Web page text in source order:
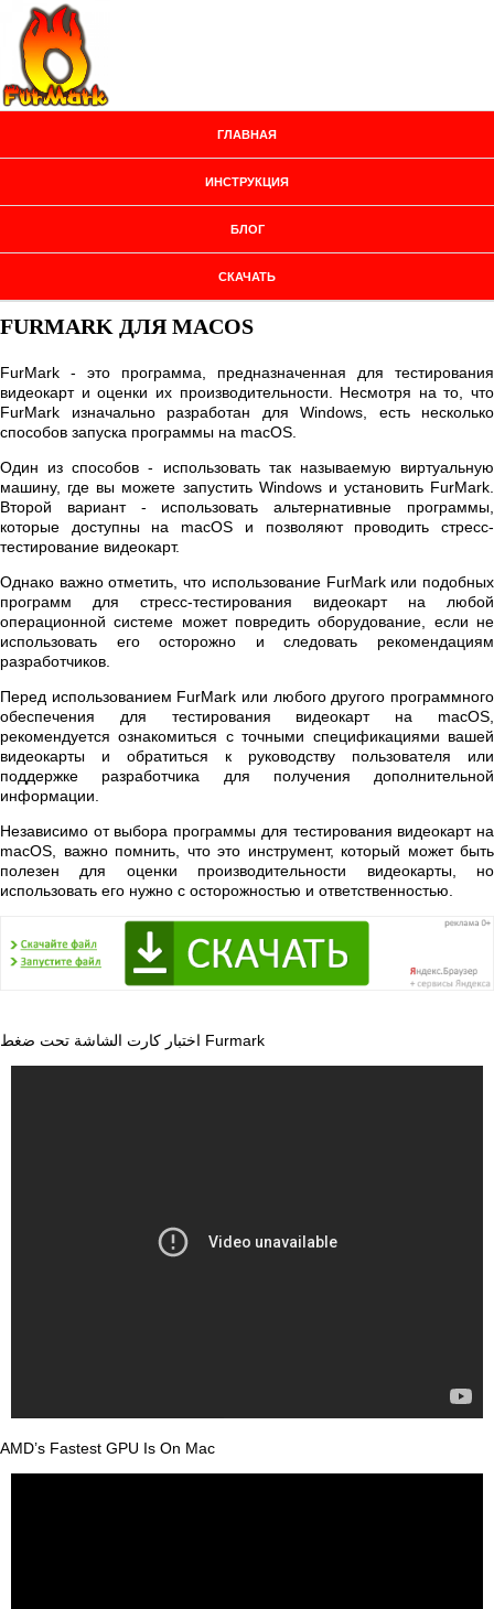
ГЛАВНАЯ
ИНСТРУКЦИЯ
БЛОГ
СКАЧАТЬ
FURMARK ДЛЯ MACOS
FurMark - это программа, предназначенная для тестирования
видеокарт и оценки их производительности. Несмотря на то, что
FurMark изначально разработан для Windows, есть несколько
способов запуска программы на macOS.
Один из способов - использовать так называемую виртуальную
машину, где вы можете запустить Windows и установить FurMark.
Второй вариант - использовать альтернативные программы,
которые доступны на macOS и позволяют проводить стресс-
тестирование видеокарт.
Однако важно отметить, что использование FurMark или подобных
программ для стресс-тестирования видеокарт на любой
операционной системе может повредить оборудование, если не
использовать его осторожно и следовать рекомендациям
разработчиков.
Перед использованием FurMark или любого другого программного
обеспечения для тестирования видеокарт на macOS,
рекомендуется ознакомиться с точными спецификациями вашей
видеокарты и обратиться к руководству пользователя или
поддержке разработчика для получения дополнительной
информации.
Независимо от выбора программы для тестирования видеокарт на
macOS, важно помнить, что это инструмент, который может быть
полезен для оценки производительности видеокарты, но
использовать его нужно с осторожностью и ответственностью.
اختبار كارت الشاشة تحت ضغط Furmark
AMD’s Fastest GPU Is On Mac